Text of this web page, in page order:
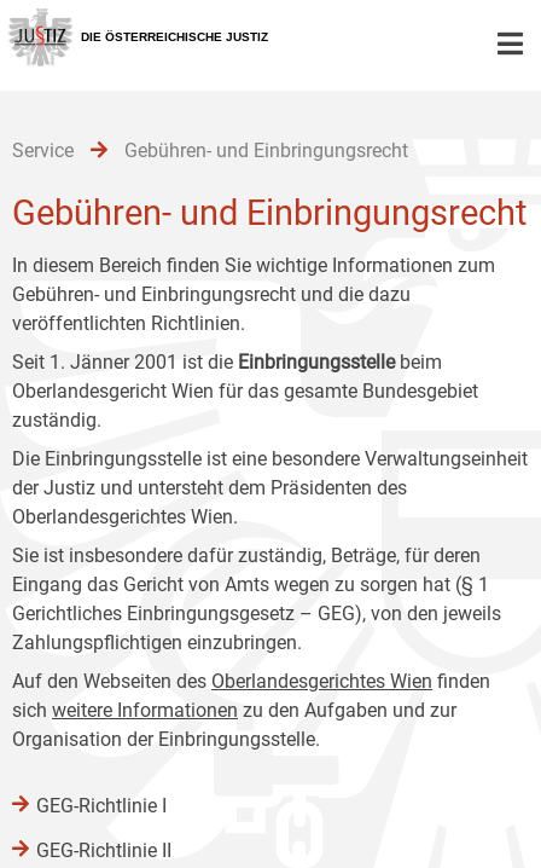
Zur
Hauptnavigation
[1]
Zum
Inhalt
[2]
Zum
Untermenü
[3]
DIE ÖSTERREICHISCHE JUSTIZ
Service Gebühren- und Einbringungsrecht
Gebühren- und Einbringungsrecht
In diesem Bereich finden Sie wichtige Informationen zum
Gebühren- und Einbringungsrecht und die dazu
veröffentlichten Richtlinien.
Seit 1. Jänner 2001 ist die Einbringungsstelle beim
Oberlandesgericht Wien für das gesamte Bundesgebiet
zuständig.
Die Einbringungsstelle ist eine besondere Verwaltungseinheit
der Justiz und untersteht dem Präsidenten des
Oberlandesgerichtes Wien.
Sie ist insbesondere dafür zuständig, Beträge, für deren
Eingang das Gericht von Amts wegen zu sorgen hat (§ 1
Gerichtliches Einbringungsgesetz – GEG), von den jeweils
Zahlungspflichtigen einzubringen.
Auf den Webseiten des Oberlandesgerichtes Wien finden
sich weitere Informationen zu den Aufgaben und zur
Organisation der Einbringungsstelle.
GEG-Richtlinie I
GEG-Richtlinie II